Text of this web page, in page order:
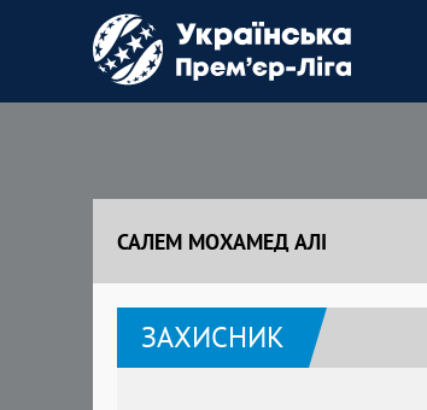
Зоря
Полісся
САЛЕМ МОХАМЕД АЛІ
ЗАХИСНИК